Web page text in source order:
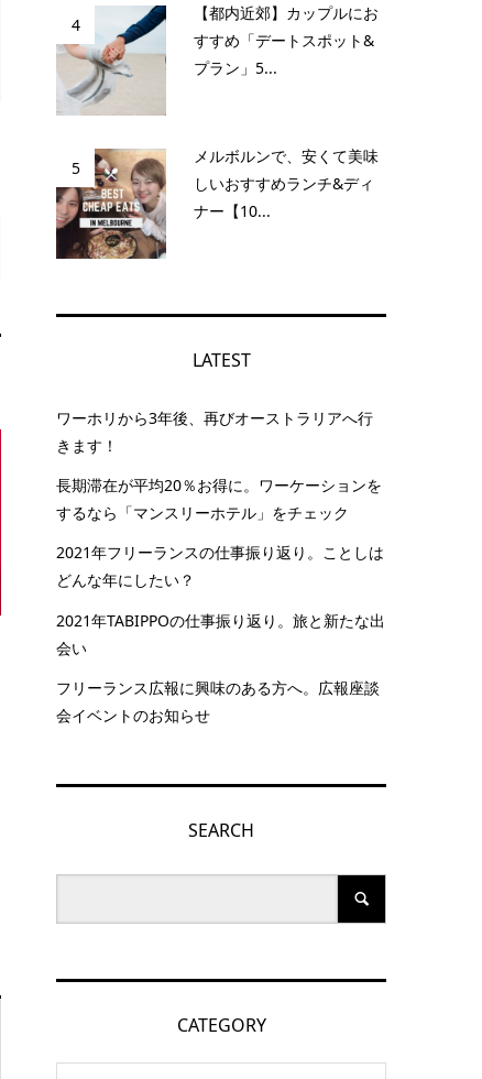
4
【都内近郊】カップルにお
すすめ「デートスポット&
プラン」5...
5
メルボルンで、安くて美味
しいおすすめランチ&ディ
ナー【10...
LATEST
ワーホリから3年後、再びオーストラリアへ行
きます！
長期滞在が平均20％お得に。ワーケーションを
するなら「マンスリーホテル」をチェック
2021年フリーランスの仕事振り返り。ことしは
どんな年にしたい？
2021年TABIPPOの仕事振り返り。旅と新たな出
会い
フリーランス広報に興味のある方へ。広報座談
会イベントのお知らせ
SEARCH
CATEGORY